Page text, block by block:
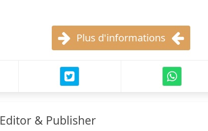
Plus d'informations
Editor & Publisher